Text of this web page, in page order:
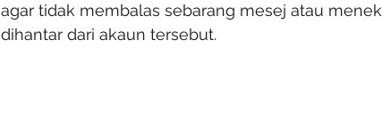
agar tidak membalas sebarang mesej atau
dihantar dari akaun tersebut.